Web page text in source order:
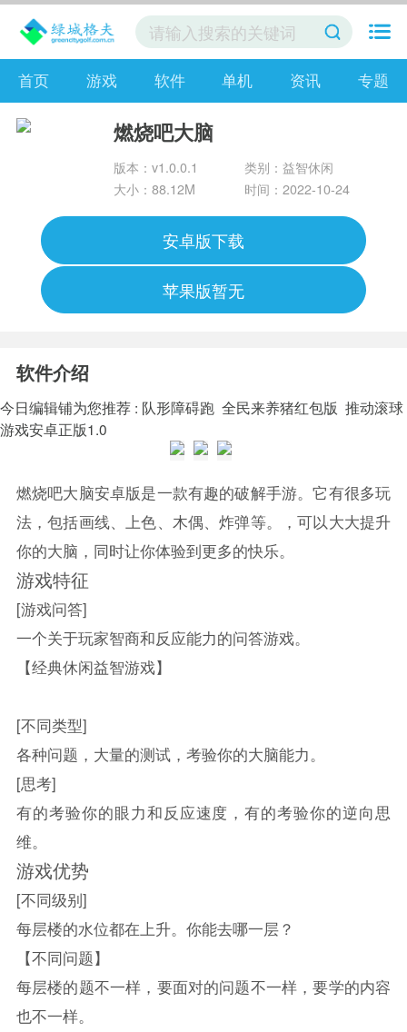
首页 游戏 软件 单机 资讯 专题
燃烧吧大脑
版本：v1.0.0.1
类别：益智休闲
大小：88.12M
时间：2022-10-24
安卓版下载
苹果版暂无
软件介绍
今日编辑铺为您推荐 : 队形障碍跑 全民来养猪红包版 推动滚球
游戏安卓正版1.0
燃烧吧大脑安卓版是一款有趣的破解手游。它有很多玩
法，包括画线、上色、木偶、炸弹等。，可以大大提升
你的大脑，同时让你体验到更多的快乐。
游戏特征
[游戏问答]
一个关于玩家智商和反应能力的问答游戏。
【经典休闲益智游戏】
[不同类型]
各种问题，大量的测试，考验你的大脑能力。
[思考]
有的考验你的眼力和反应速度，有的考验你的逆向思
维。
游戏优势
[不同级别]
每层楼的水位都在上升。你能去哪一层？
【不同问题】
每层楼的题不一样，要面对的问题不一样，要学的内容
也不一样。